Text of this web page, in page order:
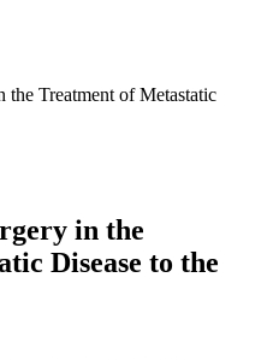
the Treatment of Metastatic
in the
Disease to the